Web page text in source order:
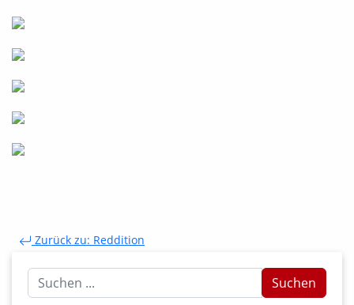
Zurück zu: Reddition
Suchen
...
Suchen